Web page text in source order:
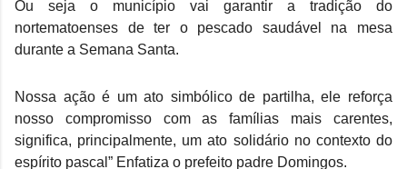
Ou seja o município vai garantir a tradição do
nortematoenses de ter o pescado saudável na mesa
durante a Semana Santa.
Nossa ação é um ato simbólico de partilha, ele reforça
nosso compromisso com as famílias mais carentes,
significa, principalmente, um ato solidário no contexto do
espírito pascal” Enfatiza o prefeito padre Domingos.